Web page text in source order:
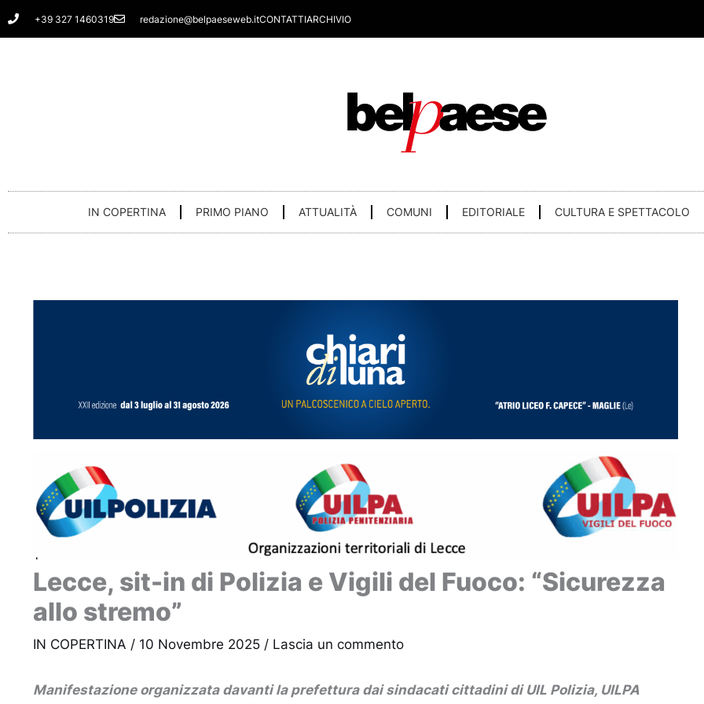
Vai
al
+39 327 1460319 redazione@belpaeseweb.itCONTATTIARCHIVIO
IN COPERTINA PRIMO PIANO ATTUALITÀ COMUNI EDITORIALE CULTURA E SPETTACOLO
Lecce, sit-in di Polizia e Vigili del Fuoco: “Sicurezza
allo stremo”
IN COPERTINA / 10 Novembre 2025 / Lascia un commento
Manifestazione organizzata davanti la prefettura dai sindacati cittadini di UIL Polizia, UILPA